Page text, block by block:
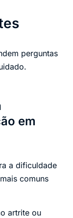
perguntas
em
a dificuldade
comuns
artrite ou